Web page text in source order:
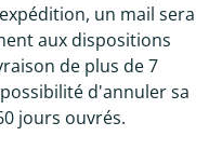
un mail sera
aux dispositions
de plus de 7
d'annuler sa
jours ouvrés.